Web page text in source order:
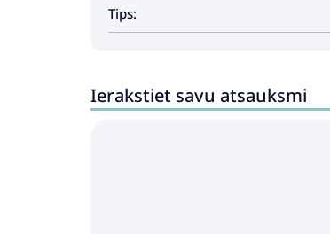
Tips:
Ierakstiet savu atsauksmi